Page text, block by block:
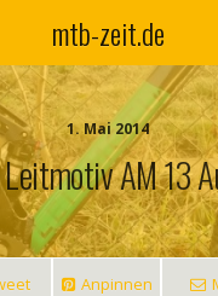
mtb-zeit.de
1. Mai 2014
AM 13
Anpinnen